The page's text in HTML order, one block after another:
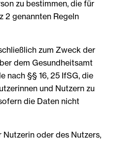
zu bestimmen, die für
2 genannten Regeln
zum Zweck der
dem Gesundheitsamt
nach §§ 16, 25 IfSG, die
und Nutzern zu
die Daten nicht
oder des Nutzers,